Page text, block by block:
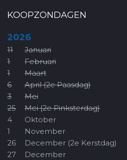
KOOPZONDAGEN
2026
11
Januari
1
Februari
1
Maart
6
April (2e Paasdag)
3
Mei
25
Mei (2e Pinksterdag)
4
Oktober
1
November
26
December (2e Kerstdag)
27
December